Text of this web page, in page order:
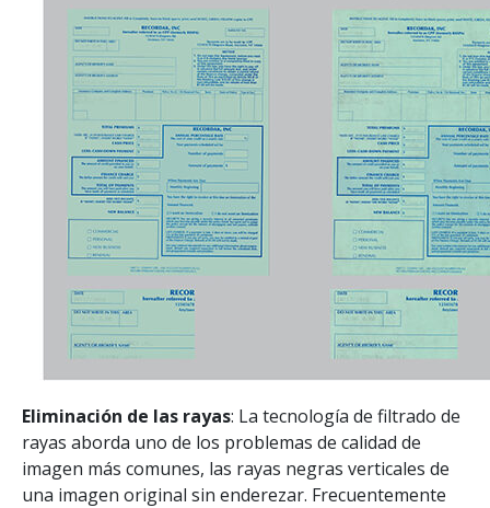
Eliminación de las rayas: La tecnología de filtrado de
rayas aborda uno de los problemas de calidad de
imagen más comunes, las rayas negras verticales de
una imagen original sin enderezar. Frecuentemente